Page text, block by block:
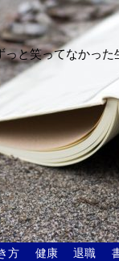
と笑ってなかっ
方 健康 退職